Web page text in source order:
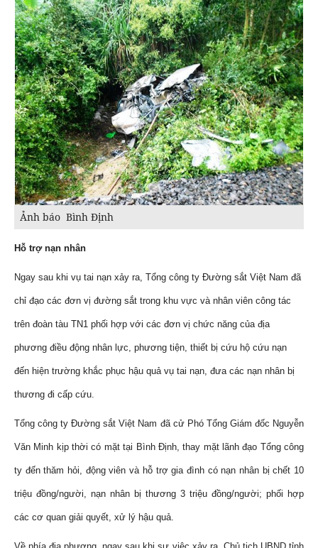
Ảnh báo Bình Định
Hỗ trợ nạn nhân
Ngay sau khi vụ tai nạn xảy ra, Tổng công ty Đường sắt Việt Nam đã
chỉ đạo các đơn vị đường sắt trong khu vực và nhân viên công tác
trên đoàn tàu TN1 phối hợp với các đơn vị chức năng của địa
phương điều động nhân lực, phương tiện, thiết bị cứu hộ cứu nạn
đến hiện trường khắc phục hậu quả vụ tai nạn, đưa các nạn nhân bị
thương đi cấp cứu.
Tổng công ty Đường sắt Việt Nam đã cử Phó Tổng Giám đốc Nguyễn
Văn Minh kịp thời có mặt tại Bình Định, thay mặt lãnh đạo Tổng công
ty đến thăm hỏi, động viên và hỗ trợ gia đình có nạn nhân bị chết 10
triệu đồng/người, nạn nhân bị thương 3 triệu đồng/người; phối hợp
các cơ quan giải quyết, xử lý hậu quả.